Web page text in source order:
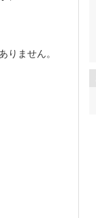
りません。